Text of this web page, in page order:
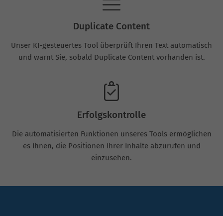
Duplicate Content
Unser KI-gesteuertes Tool überprüft Ihren Text automatisch
und warnt Sie, sobald Duplicate Content vorhanden ist.
Erfolgskontrolle
Die automatisierten Funktionen unseres Tools ermöglichen
es Ihnen, die Positionen Ihrer Inhalte abzurufen und
einzusehen.